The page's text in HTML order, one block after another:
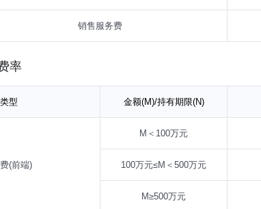
销售服务费
率
型 金额(M)/持有期限(N)
(前端)
M＜100万元
100万元≤M＜500万元
M≥500万元